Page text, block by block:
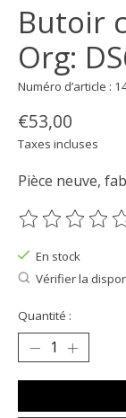
Butoir
Org:
Numéro d’article :
€53,00
Taxes incluses
Pièce neuve,
Ce produit est
En stock
Vérifier la
Quantité :